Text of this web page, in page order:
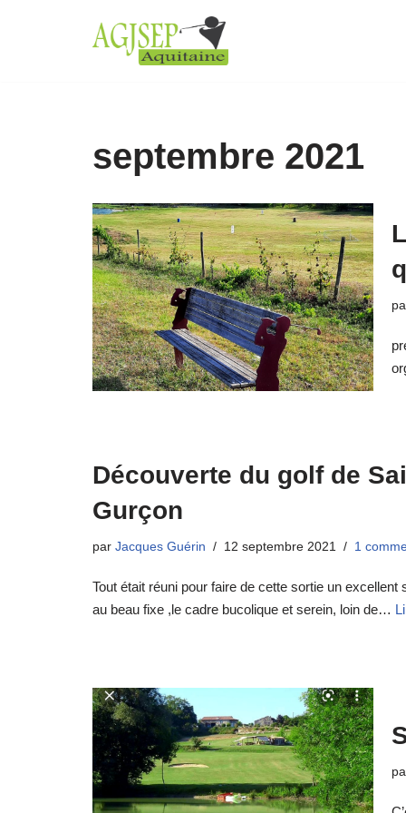
septembre 2021
Découverte du golf de
Gurçon
par Jacques Guérin 12 septembre 2021 1
Tout était réuni pour faire de cette sortie un excellent
au beau fixe ,le cadre bucolique et serein, loin de…